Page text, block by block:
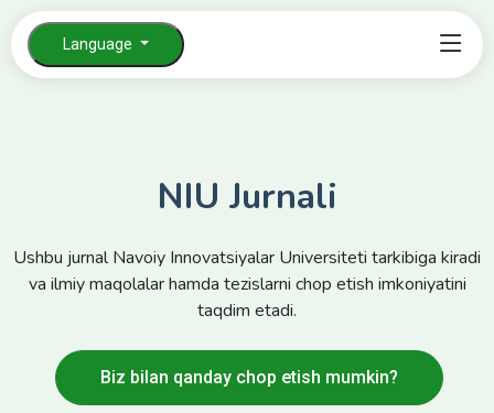
Language
NIU Jurnali
Ushbu jurnal Navoiy Innovatsiyalar Universiteti tarkibiga kiradi
va ilmiy maqolalar hamda tezislarni chop etish imkoniyatini
taqdim etadi.
Biz bilan qanday chop etish mumkin?